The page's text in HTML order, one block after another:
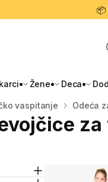
📦
Žene Deca
vaspitanje Odeća